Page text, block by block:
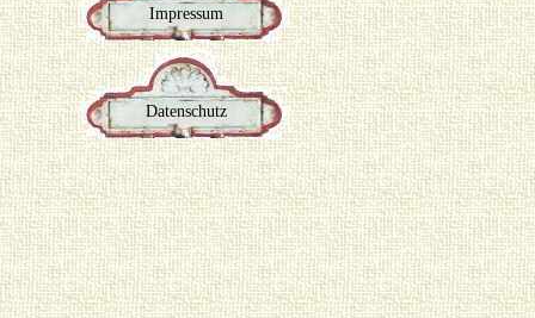
Impressum
Datenschutz